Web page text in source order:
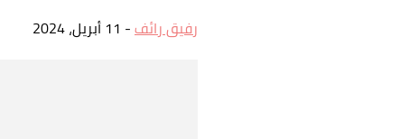
رفيق رائف- 11 أبريل، 2024